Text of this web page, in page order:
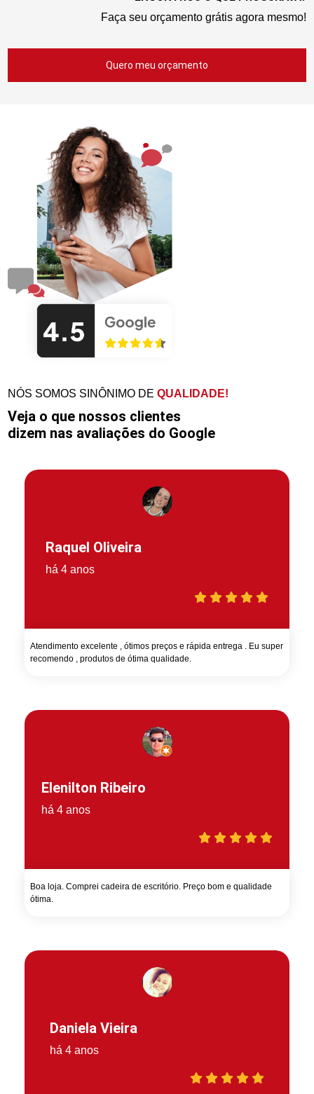
Faça seu orçamento grátis agora mesmo!
Quero meu orçamento
NÓS SOMOS SINÔNIMO DEQUALIDADE!
Veja o que nossos clientes
dizem nas avaliações do Google
Raquel Oliveira
há 4 anos
Atendimento excelente , ótimos preços e rápida entrega . Eu super
recomendo , produtos de ótima qualidade.
Elenilton Ribeiro
há 4 anos
Boa loja. Comprei cadeira de escritório. Preço bom e qualidade
ótima.
Daniela Vieira
há 4 anos